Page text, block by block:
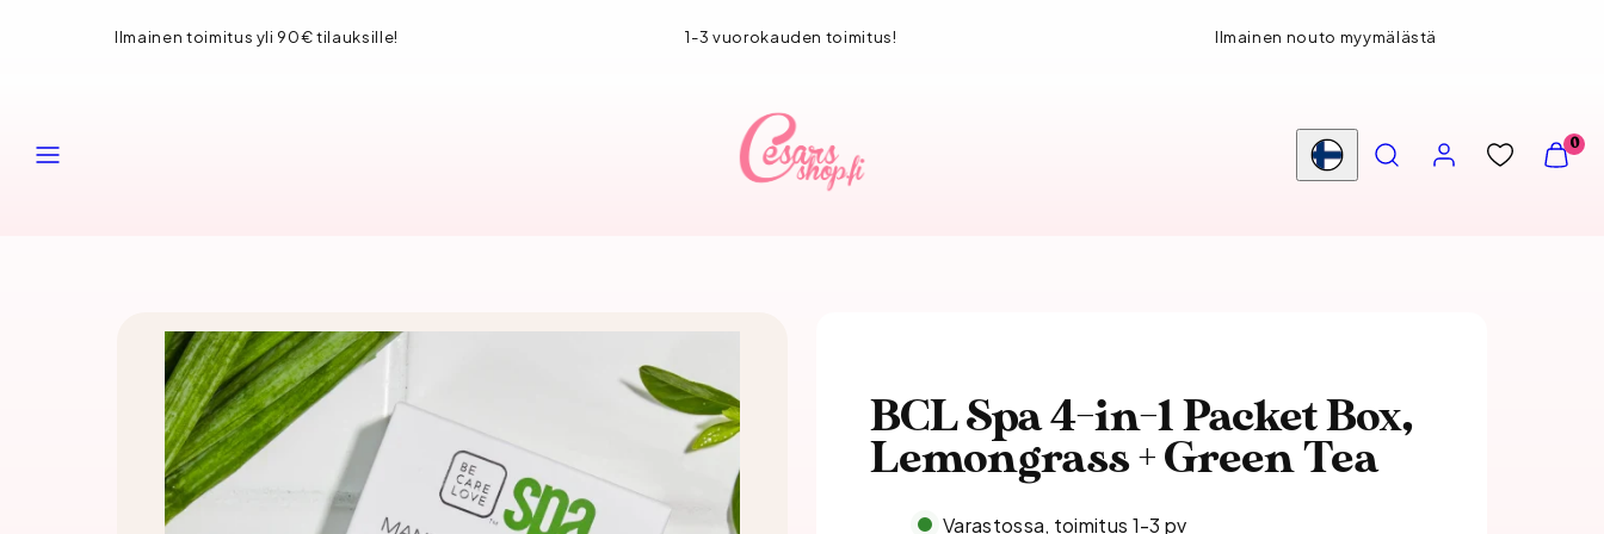
Ilmainen toimitus yli 90€ tilauksille! 1-3 vuorokauden toimitus! Ilmainen nouto myymälästä
Maa/alue
HAE
NÄYTÄ
0
BCL Spa 4-in-1 Packet Box,
Lemongrass + Green Tea
Varastossa, toimitus 1-3 pv